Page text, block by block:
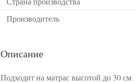
Производитель
Описание
Подходит на матрас высотой до 30 см